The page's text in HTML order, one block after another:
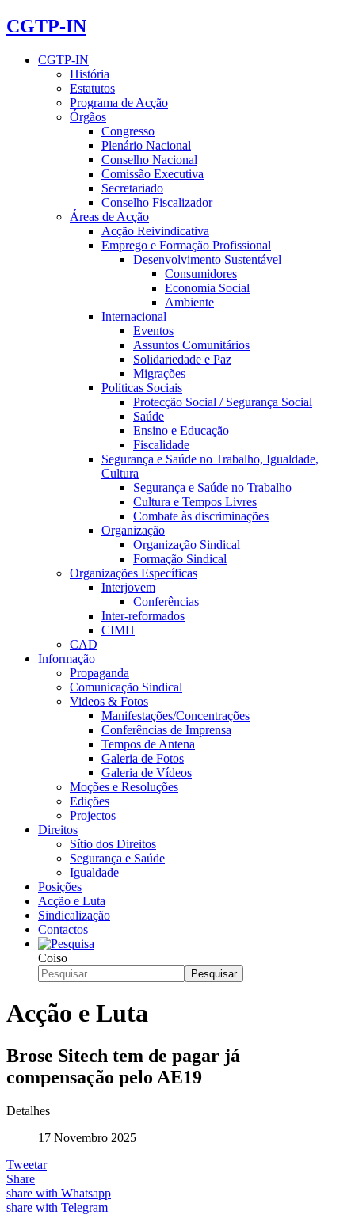
CGTP-IN
CGTP-IN
História
Estatutos
Programa de Acção
Órgãos
Congresso
Plenário Nacional
Conselho Nacional
Comissão Executiva
Secretariado
Conselho Fiscalizador
Áreas de Acção
Acção Reivindicativa
Emprego e Formação Profissional
Desenvolvimento Sustentável
Consumidores
Economia Social
Ambiente
Internacional
Eventos
Assuntos Comunitários
Solidariedade e Paz
Migrações
Políticas Sociais
Protecção Social / Segurança Social
Saúde
Ensino e Educação
Fiscalidade
Segurança e Saúde no Trabalho, Igualdade,
Cultura
Segurança e Saúde no Trabalho
Cultura e Tempos Livres
Combate às discriminações
Organização
Organização Sindical
Formação Sindical
Organizações Específicas
Interjovem
Conferências
Inter-reformados
CIMH
CAD
Informação
Propaganda
Comunicação Sindical
Videos & Fotos
Manifestações/Concentrações
Conferências de Imprensa
Tempos de Antena
Galeria de Fotos
Galeria de Vídeos
Moções e Resoluções
Edições
Projectos
Direitos
Sítio dos Direitos
Segurança e Saúde
Igualdade
Posições
Acção e Luta
Sindicalização
Contactos
Coiso
Pesquisar
Acção e Luta
Brose Sitech tem de pagar já
compensação pelo AE19
Detalhes
17 Novembro 2025
Tweetar
Share
share with Whatsapp
share with Telegram